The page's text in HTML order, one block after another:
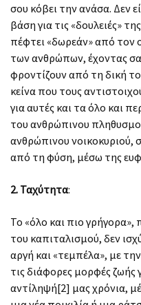
σου κόβει την ανάσα. Δεν
βάση για τις «δουλειές»
πέφτει «δωρεάν» από τον
των ανθρώπων, έχοντας
φροντίζουν από τη δική
κείνα που τους
για αυτές και τα όλο και
του ανθρώπινου
ανθρώπινου νοικοκυριού,
από τη φύση, μέσω της
2. Ταχύτητα:
Το «όλο και πιο γρήγορα»,
του καπιταλισμού, δεν
αργή και «τεμπέλα», με
τις διάφορες μορφές ζωής
αντίληψή[2] μας χρόνια,